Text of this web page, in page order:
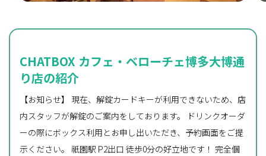
CHATBOX カフェ・ベローチェ博多大博通
り店の紹介
【お知らせ】 現在、解錠カードキーが利用できないため、店
内スタッフが解錠のご案内をしております。 ドリンクオーダ
ーの際にボックス利用とお申し出いただき、予約画面をご提
示ください。 祇園駅 P2出口 徒歩0分の好立地です！ 完全個